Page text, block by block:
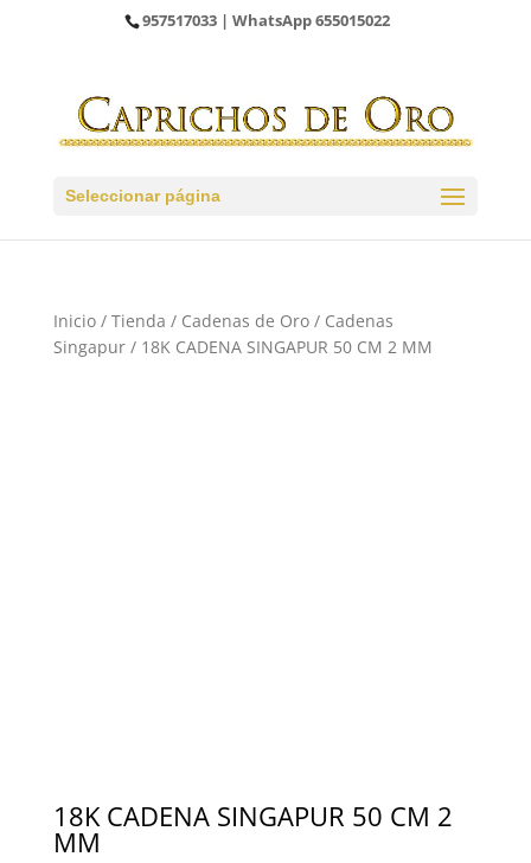
957517033 | WhatsApp655015022
Seleccionar página
Inicio/ Tienda / Cadenas de Oro/ Cadenas
Singapur/ 18K CADENA SINGAPUR 50 CM 2 MM
18K CADENA SINGAPUR 50 CM 2
MM